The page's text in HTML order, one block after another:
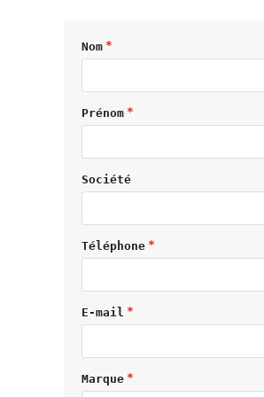
Nom
Prénom
Société
Téléphone
E-mail
Marque